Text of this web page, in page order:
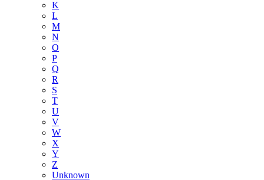
K
L
M
N
O
P
Q
R
S
T
U
V
W
X
Y
Z
Unknown